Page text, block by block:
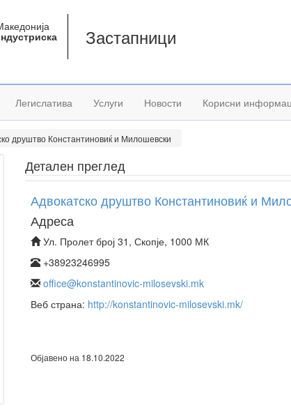
Застапници
Легислатива Услуги Новости Корисни
друштво Константиновиќ и Милошевски
Детален преглед
Адвокатско друштво Константиновиќ и
Адреса
Ул. Пролет број 31, Скопје, 1000 МК
+38923246995
office@konstantinovic-milosevski.mk
Веб страна: http://konstantinovic-milosevski.mk/
Објавено на 18.10.2022